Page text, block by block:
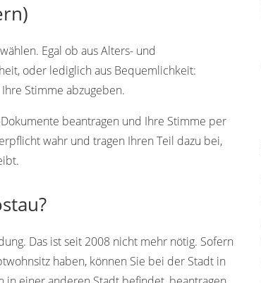
Egal ob aus Alters- und
oder lediglich aus Bequemlichkeit:
Stimme abzugeben.
beantragen und Ihre Stimme per
wahr und tragen Ihren Teil dazu bei,
Das ist seit 2008 nicht mehr nötig. Sofern
haben, können Sie bei der Stadt in